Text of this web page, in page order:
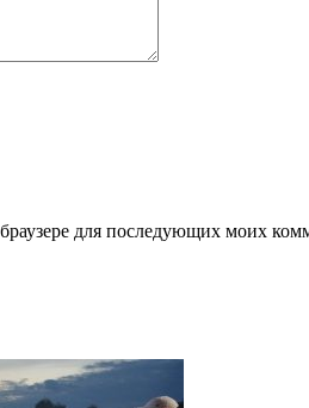
для последующих моих